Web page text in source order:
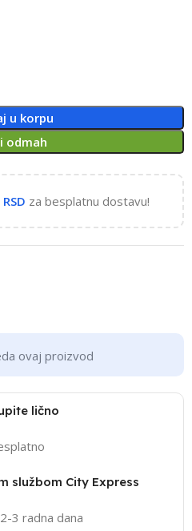
u korpu
odmah
RSD za besplatnu dostavu!
ovaj proizvod
lično
službom City Express
3 radna dana